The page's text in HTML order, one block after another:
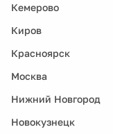
Кемерово
Киров
Красноярск
Москва
Нижний Новгород
Новокузнецк